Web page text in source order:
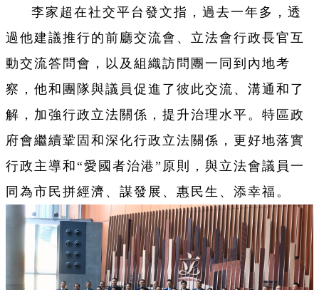
李家超在社交平台發文指，過去一年多，透
過他建議推行的前廳交流會、立法會行政長官互
動交流答問會，以及組織訪問團一同到內地考
察，他和團隊與議員促進了彼此交流、溝通和了
解，加強行政立法關係，提升治理水平。特區政
府會繼續鞏固和深化行政立法關係，更好地落實
行政主導和“愛國者治港”原則，與立法會議員一
同為市民拼經濟、謀發展、惠民生、添幸福。